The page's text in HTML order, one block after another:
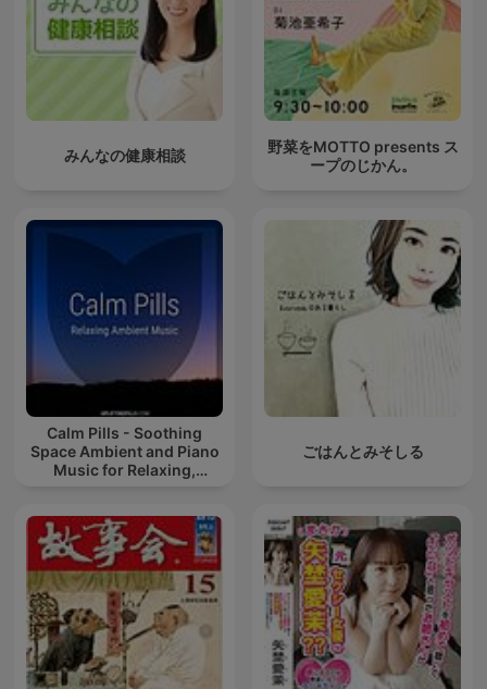
みんなの健康相談
野菜をMOTTO presents ス
ープのじかん。
Calm Pills - Soothing
Space Ambient and Piano
Music for Relaxing,
ごはんとみそしる